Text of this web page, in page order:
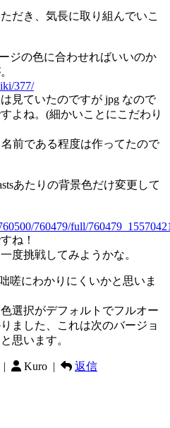
だき、気長に取り組んでいこ
ジの色に合わせればいいのか
377/
見ていたのですが jpg なので
よね。(細かいことにこだわり
前である程度は作ってたので
あたりの背景色だけ変更して
760479/full/
ね！
度挑戦してみようかな。
嗟にわかりにくいかと思いま
選択がデフォルトでフルオー
ました、これは次のバージョ
思います。
| Kuro | 返信